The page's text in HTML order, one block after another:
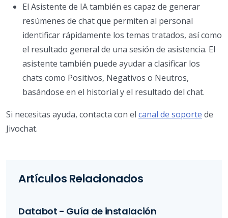
El Asistente de IA también es capaz de generar
resúmenes de chat que permiten al personal
identificar rápidamente los temas tratados, así como
el resultado general de una sesión de asistencia. El
asistente también puede ayudar a clasificar los
chats como Positivos, Negativos o Neutros,
basándose en el historial y el resultado del chat.
Si necesitas ayuda, contacta con el canal de soporte de
Jivochat.
Artículos Relacionados
Databot - Guía de instalación